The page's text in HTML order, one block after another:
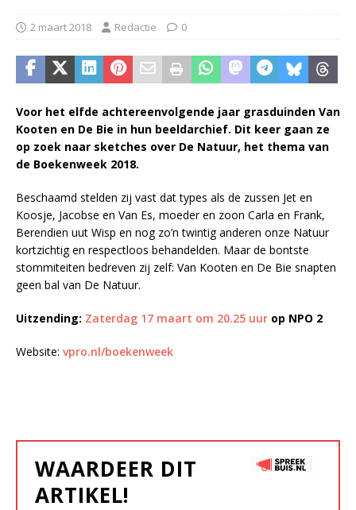
2 maart 2018 Redactie 0
Voor het elfde achtereenvolgende jaar grasduinden Van
Kooten en De Bie in hun beeldarchief. Dit keer gaan ze
op zoek naar sketches over De Natuur, het thema van
de Boekenweek 2018.
Beschaamd stelden zij vast dat types als de zussen Jet en
Koosje, Jacobse en Van Es, moeder en zoon Carla en Frank,
Berendien uut Wisp en nog zo’n twintig anderen onze Natuur
kortzichtig en respectloos behandelden. Maar de bontste
stommiteiten bedreven zij zelf: Van Kooten en De Bie snapten
geen bal van De Natuur.
Uitzending: Zaterdag 17 maart om 20.25 uur op NPO 2
Website: vpro.nl/boekenweek
WAARDEER DIT
ARTIKEL!